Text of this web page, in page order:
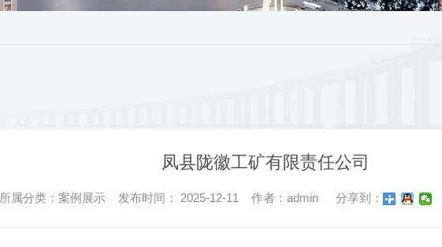
凤县陇徽工矿有限责任公司
所属分类：案例展示 发布时间： 2025-12-11 作者：admin 分享到：